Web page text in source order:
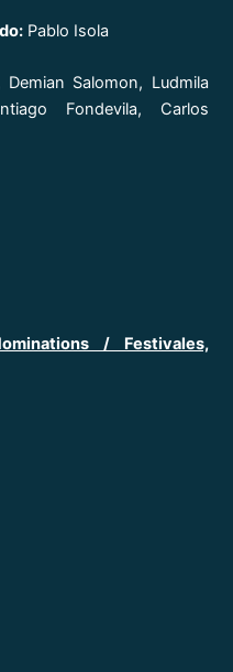
Pablo Isola
Demian Salomon, Ludmila
Fondevila, Carlos
/ Festivales,